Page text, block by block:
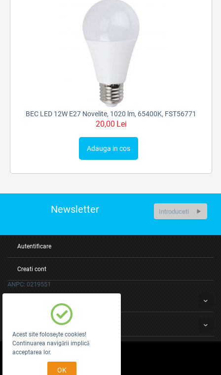
BEC LED 12W E27 Novelite, 1020 lm, 65400K, FST56771
20,00 Lei
Adauga in cos
Newsletter
Autentificare
Creati cont
ANPC: 0219551
© 2010 - 2026 E27.
Acest site foloseşte cookies!
Continuarea navigării implică
acceptarea lor.
OK